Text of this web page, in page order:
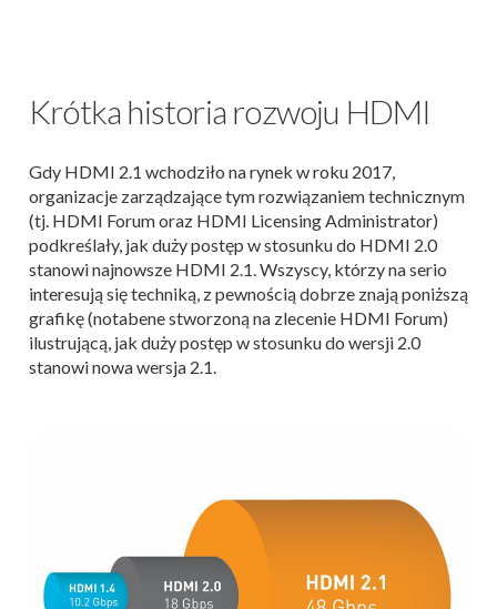
Krótka historia rozwoju HDMI
Gdy HDMI 2.1 wchodziło na rynek w roku 2017,
organizacje zarządzające tym rozwiązaniem technicznym
(tj. HDMI Forum oraz HDMI Licensing Administrator)
podkreślały, jak duży postęp w stosunku do HDMI 2.0
stanowi najnowsze HDMI 2.1. Wszyscy, którzy na serio
interesują się techniką, z pewnością dobrze znają poniższą
grafikę (notabene stworzoną na zlecenie HDMI Forum)
ilustrującą, jak duży postęp w stosunku do wersji 2.0
stanowi nowa wersja 2.1.